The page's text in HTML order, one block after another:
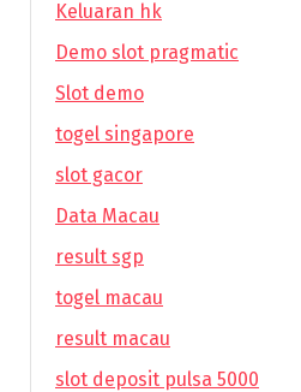
Keluaran hk
Demo slot pragmatic
Slot demo
togel singapore
slot gacor
Data Macau
result sgp
togel macau
result macau
slot deposit pulsa 5000